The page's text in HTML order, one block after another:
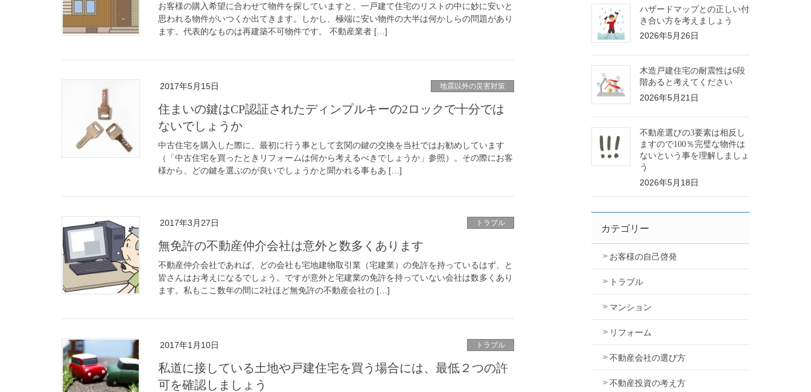
お客様の購入希望に合わせて物件を探していますと、一戸建て住宅のリストの中に妙に安いと
思われる物件がいつくか出てきます。しかし、極端に安い物件の大半は何かしらの問題があり
ます。代表的なものは再建築不可物件です。 不動産業者 […]
2017年5月15日 地震以外の災害対策
住まいの鍵はCP認証されたディンプルキーの2ロックで十分では
ないでしょうか
中古住宅を購入した際に、最初に行う事として玄関の鍵の交換を当社ではお勧めしています
（「中古住宅を買ったときリフォームは何から考えるべきでしょうか」参照）。その際にお客
様から、どの鍵を選ぶのが良いでしょうかと聞かれる事もあ […]
2017年3月27日 トラブル
無免許の不動産仲介会社は意外と数多くあります
不動産仲介会社であれば、どの会社も宅地建物取引業（宅建業）の免許を持っているはず、と
皆さんはお考えになるでしょう。ですが意外と宅建業の免許を持っていない会社は数多くあり
ます。私もここ数年の間に2社ほど無免許の不動産会社の […]
2017年1月10日 トラブル
私道に接している土地や戸建住宅を買う場合には、最低２つの許
可を確認しましょう
ハザードマップとの正しい付
き合い方を考えましょう
2026年5月26日
木造戸建住宅の耐震性は6段
階あると考えてください
2026年5月21日
不動産選びの3要素は相反し
ますので100％完璧な物件は
ないという事を理解しましょ
う
2026年5月18日
カテゴリー
お客様の自己啓発
トラブル
マンション
リフォーム
不動産会社の選び方
不動産投資の考え方